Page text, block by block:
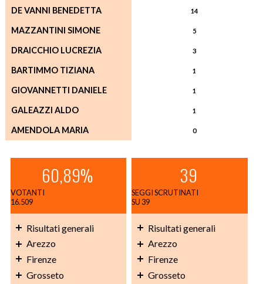
DE VANNI BENEDETTA 14
MAZZANTINI SIMONE 5
DRAICCHIO LUCREZIA 3
BARTIMMO TIZIANA 1
GIOVANNETTI DANIELE 1
GALEAZZI ALDO 1
AMENDOLA MARIA 0
60,89%
VOTANTI
16.509
Risultati generali
Arezzo
Firenze
Grosseto
39
SEGGI SCRUTINATI
SU 39
Risultati generali
Arezzo
Firenze
Grosseto